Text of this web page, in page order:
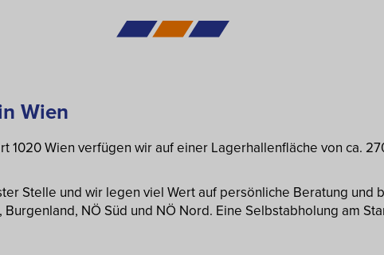
Wien
1020 Wien verfügen wir auf einer Lagerhallenfläche von ca.
Stelle und wir legen viel Wert auf persönliche Beratung und
NÖ Süd und NÖ Nord. Eine Selbstabholung am